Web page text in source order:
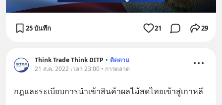
25 บันทึก 21 29
Think Trade Think DITP • ติดตาม
21 ส.ค. 2022 เวลา 23:00 • การตลาด
กฎและระเบียบการนำเข้าสินค้าผลไม้สดไทยเข้าสู่เกาหลี